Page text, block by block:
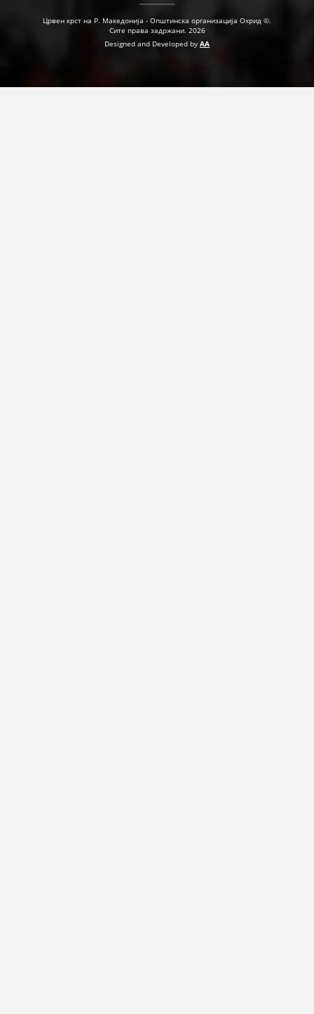
Црвен крст на Р. Македонија - Општинска организација Охрид ©.
Сите права задржани. 2026
Designed and Developed by AA